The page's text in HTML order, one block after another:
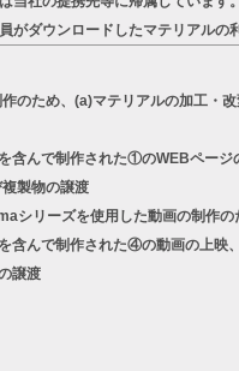
ダウンロードしたマテリアルの
ため、(a)マテリアルの加工・改
んで制作された①のWEBページ
製物の譲渡
リーズを使用した動画の制作の
んで制作された④の動画の上映
譲渡